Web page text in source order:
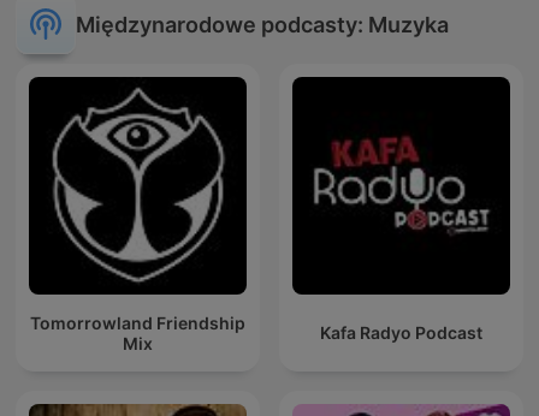
Międzynarodowe podcasty: Muzyka
Tomorrowland Friendship
Mix
Kafa Radyo Podcast